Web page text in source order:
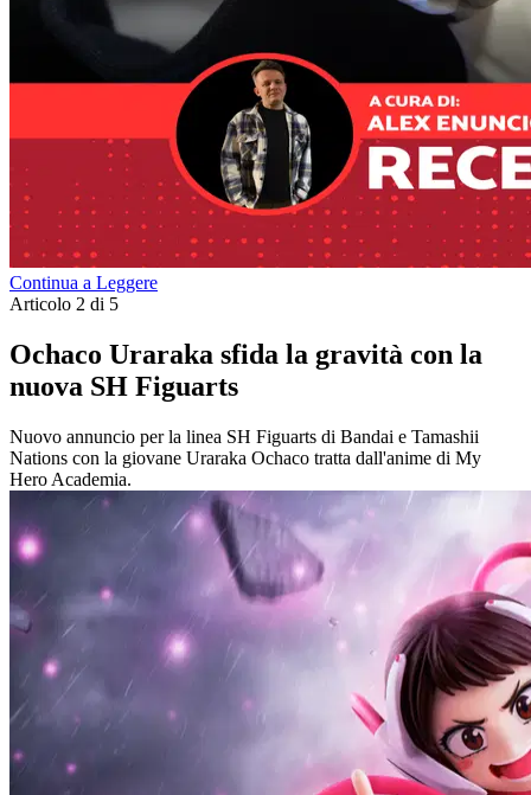
Continua a Leggere
Articolo 2 di 5
Ochaco Uraraka sfida la gravità con la
nuova SH Figuarts
Nuovo annuncio per la linea SH Figuarts di Bandai e Tamashii
Nations con la giovane Uraraka Ochaco tratta dall'anime di My
Hero Academia.